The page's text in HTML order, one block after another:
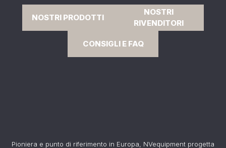
NOSTRI PRODOTTI
NOSTRI
RIVENDITORI
CONSIGLI E FAQ
Pioniera e punto di riferimento in Europa, NVequipment progetta